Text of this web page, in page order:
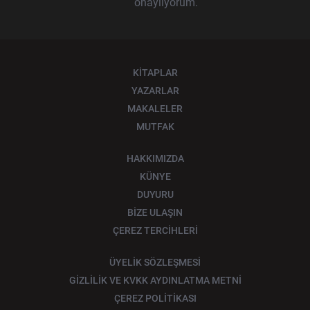
onaylıyorum.
KİTAPLAR
YAZARLAR
MAKALELER
MUTFAK
HAKKIMIZDA
KÜNYE
DUYURU
BİZE ULAŞIN
ÇEREZ TERCİHLERİ
ÜYELİK SÖZLEŞMESİ
GİZLİLİK VE KVKK AYDINLATMA METNİ
ÇEREZ POLİTİKASI